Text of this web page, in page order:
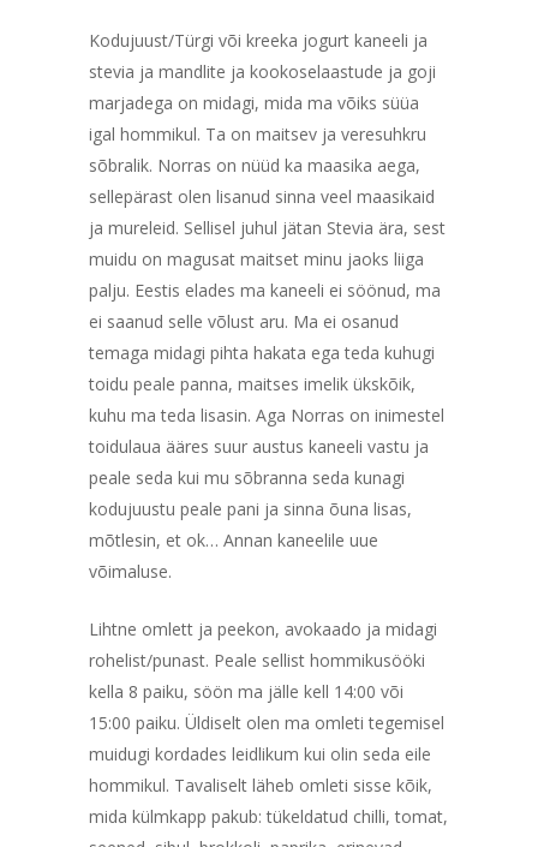
Kodujuust/Türgi või kreeka jogurt kaneeli ja
stevia ja mandlite ja kookoselaastude ja goji
marjadega on midagi, mida ma võiks süüa
igal hommikul. Ta on maitsev ja veresuhkru
sõbralik. Norras on nüüd ka maasika aega,
sellepärast olen lisanud sinna veel maasikaid
ja mureleid. Sellisel juhul jätan Stevia ära, sest
muidu on magusat maitset minu jaoks liiga
palju. Eestis elades ma kaneeli ei söönud, ma
ei saanud selle võlust aru. Ma ei osanud
temaga midagi pihta hakata ega teda kuhugi
toidu peale panna, maitses imelik ükskõik,
kuhu ma teda lisasin. Aga Norras on inimestel
toidulaua ääres suur austus kaneeli vastu ja
peale seda kui mu sõbranna seda kunagi
kodujuustu peale pani ja sinna õuna lisas,
mõtlesin, et ok… Annan kaneelile uue
võimaluse.
Lihtne omlett ja peekon, avokaado ja midagi
rohelist/punast. Peale sellist hommikusööki
kella 8 paiku, söön ma jälle kell 14:00 või
15:00 paiku. Üldiselt olen ma omleti tegemisel
muidugi kordades leidlikum kui olin seda eile
hommikul. Tavaliselt läheb omleti sisse kõik,
mida külmkapp pakub: tükeldatud chilli, tomat,